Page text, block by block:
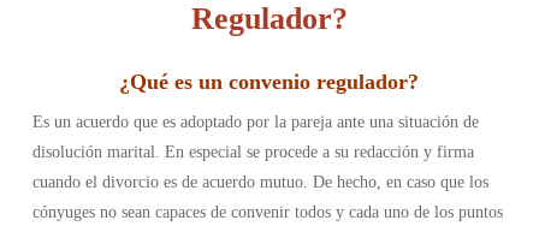
Regulador?
¿Qué es unconvenio regulador?
Es un acuerdo que es adoptado por la pareja ante una situación de
disolución marital. En especial se procede a su redacción y firma
cuando el divorcio es de acuerdo mutuo. De hecho, en caso que los
cónyuges no sean capaces de convenir todos y cada uno de los puntos